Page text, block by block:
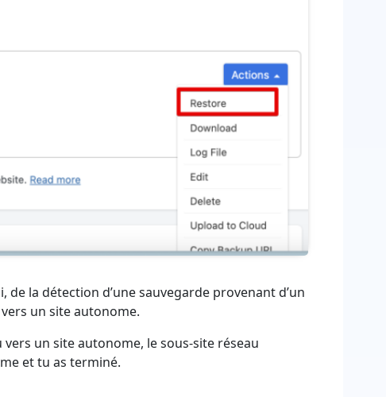
de la détection d’une sauvegarde provenant d’un
un site autonome.
un site autonome, le sous-site réseau
et tu as terminé.